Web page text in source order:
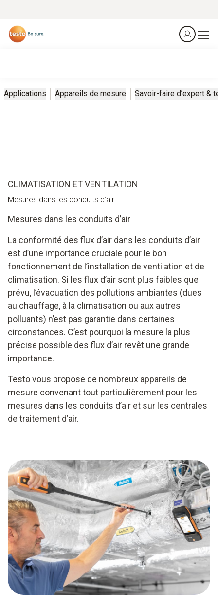
Applications Appareils de mesure Savoir-faire d’expert &
CLIMATISATION ET VENTILATION
Mesures dans les conduits d’air
Mesures dans les conduits d’air
La conformité des flux d’air dans les conduits d’air
est d’une importance cruciale pour le bon
fonctionnement de l’installation de ventilation et de
climatisation. Si les flux d’air sont plus faibles que
prévu, l’évacuation des pollutions ambiantes (dues
au chauffage, à la climatisation ou aux autres
polluants) n’est pas garantie dans certaines
circonstances. C’est pourquoi la mesure la plus
précise possible des flux d’air revêt une grande
importance.
Testo vous propose de nombreux appareils de
mesure convenant tout particulièrement pour les
mesures dans les conduits d’air et sur les centrales
de traitement d’air.